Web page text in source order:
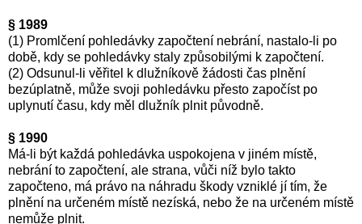
§ 1989
(1) Promlčení pohledávky započtení nebrání, nastalo-li po
době, kdy se pohledávky staly způsobilými k započtení.
(2) Odsunul-li věřitel k dlužníkově žádosti čas plnění
bezúplatně, může svoji pohledávku přesto započíst po
uplynutí času, kdy měl dlužník plnit původně.
§ 1990
Má-li být každá pohledávka uspokojena v jiném místě,
nebrání to započtení, ale strana, vůči níž bylo takto
započteno, má právo na náhradu škody vzniklé jí tím, že
plnění na určeném místě nezíská, nebo že na určeném místě
nemůže plnit.